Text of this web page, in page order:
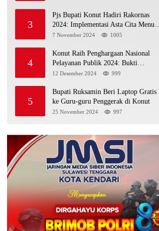
3
Pjs Bupati Konut Hadiri Rakornas
2024: Implementasi Asta Cita Menuju
Indonesia Emas
7 November 2024 1005
4
Konut Raih Penghargaan Nasional
Pelayanan Publik 2024: Bukti
Komitmen Menuju Pelayanan Prima
12 Desember 2024 999
5
Bupati Ruksamin Beri Laptop Gratis
ke Guru-guru Penggerak di Konut
25 November 2024 997